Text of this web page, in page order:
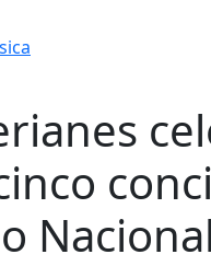
Nacional